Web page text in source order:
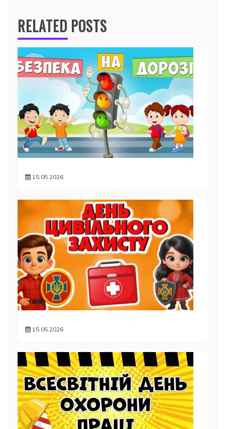
RELATED POSTS
15.05.2026
15.05.2026